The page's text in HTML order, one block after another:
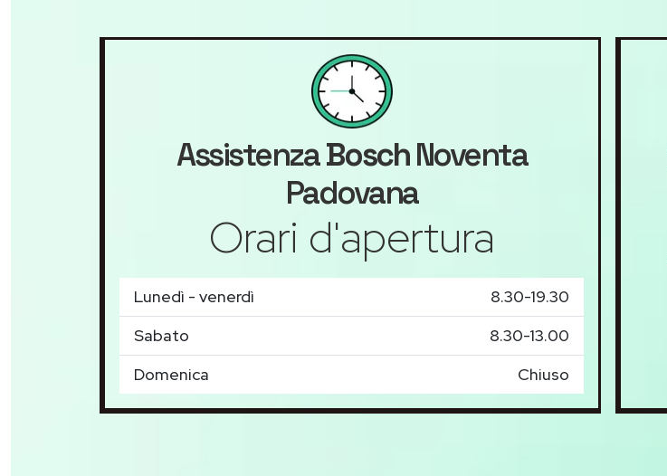
AssistenzaBoschNoventa
Padovana
Orari d'apertura
Lunedì - venerdì
8.30-19.30
Sabato
8.30-13.00
Domenica
Chiuso